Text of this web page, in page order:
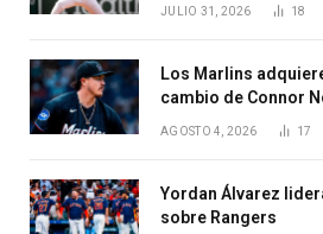
JULIO 31, 2026 18
Los Marlins
cambio de Connor
AGOSTO 4, 2026 17
Yordan Álvarez
sobre Rangers